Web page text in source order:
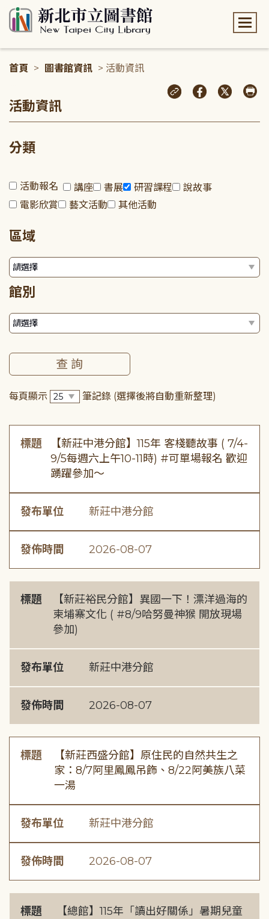
首頁 > 圖書館資訊 > 活動資訊
活動資訊
分類
活動報名 講座 書展 研習課程
說故事
電影欣賞
藝文活動 其他活動
區域
館別
每頁顯示 筆記錄 (選擇後將自動重新整理)
標題
【新莊中港分館】115年 客棧聽故事 ( 7/4-
9/5每週六上午10-11時) #可單場報名 歡迎
踴躍參加～
發布單位 新莊中港分館
發佈時間 2026-08-07
標題
【新莊裕民分館】異國一下！漂洋過海的
柬埔寨文化 ( #8/9哈努曼神猴 開放現場
參加)
發布單位 新莊中港分館
發佈時間 2026-08-07
標題
【新莊西盛分館】原住民的自然共生之
家：8/7阿里鳳鳳吊飾、8/22阿美族八菜
一湯
發布單位 新莊中港分館
發佈時間 2026-08-07
標題
【總館】115年「讀出好關係」暑期兒童